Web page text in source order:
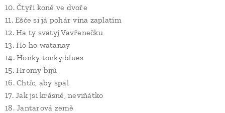
10. Čtyři koně ve dvoře
11. Ešče si já pohár vína zaplatím
12. Ha ty svatyj Vavřenečku
13. Ho ho watanay
14. Honky tonky blues
15. Hromy bijú
16. Chtíc, aby spal
17. Jak jsi krásné, neviňátko
18. Jantarová země